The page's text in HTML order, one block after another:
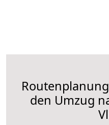
den Umzug